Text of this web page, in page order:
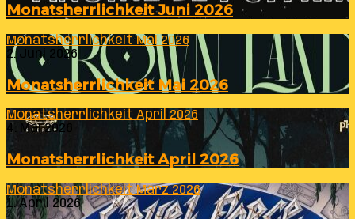
Monatsherrlichkeit Juni 2026
Monatsherrlichkeit Mai 2026
2. Juni 2026
Monatsherrlichkeit Mai 2026
Monatsherrlichkeit April 2026
4. Mai 2026
Monatsherrlichkeit April 2026
Monatsherrlichkeit März 2026
1. April 2026